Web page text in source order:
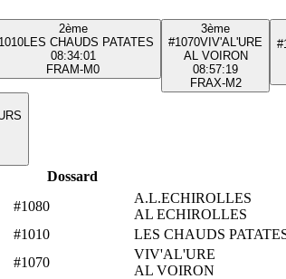
2ème
LES CHAUDS PATATES
08:34:01
FRAM-M0
3ème
#1070VIV'AL'URE
AL VOIRON
08:57:19
FRAX-M2
Dossard
#1080
A.L.ECHIROLLES
AL ECHIROLLES
#1010 LES CHAUDS
#1070
VIV'AL'URE
AL VOIRON